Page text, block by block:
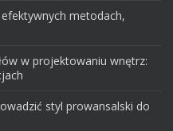
metodach,
w projektowaniu wnętrz:
styl prowansalski do